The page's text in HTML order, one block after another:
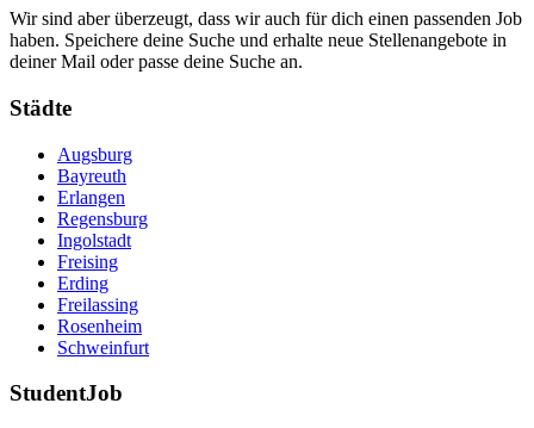
Wir sind aber überzeugt, dass wir auch für dich einen passenden Job
haben. Speichere deine Suche und erhalte neue Stellenangebote in
deiner Mail oder passe deine Suche an.
Städte
Augsburg
Bayreuth
Erlangen
Regensburg
Ingolstadt
Freising
Erding
Freilassing
Rosenheim
Schweinfurt
StudentJob